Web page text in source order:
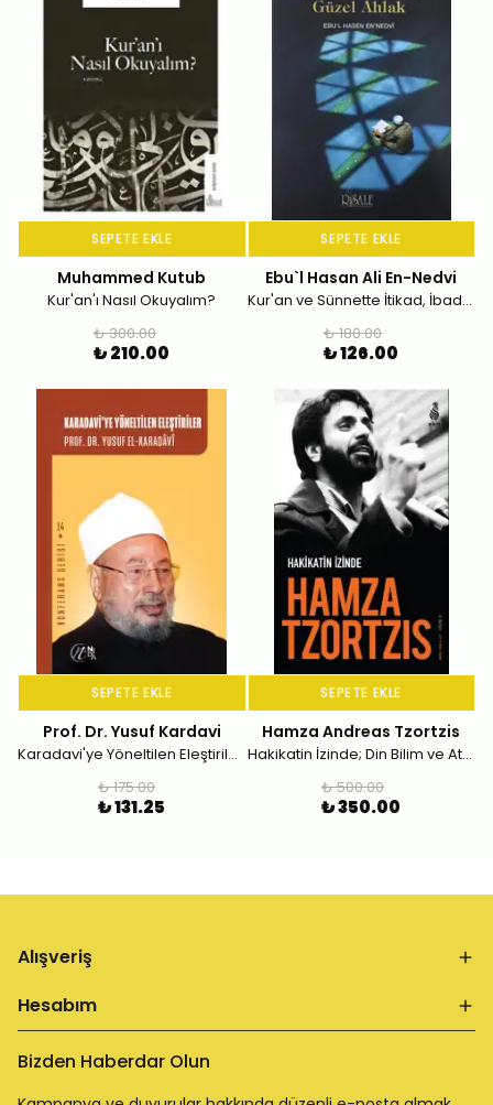
SEPETE EKLE
Muhammed Kutub
Kur'an'ı Nasıl Okuyalım?
₺ 300.00
₺ 210.00
SEPETE EKLE
Ebu`l Hasan Ali En-Nedvi
Kur'an ve Sünnette İtikad, İbadet ve Güzel Ahlak
₺ 180.00
₺ 126.00
SEPETE EKLE
Prof. Dr. Yusuf Kardavi
Karadavi'ye Yöneltilen Eleştiriler; Konferans Serisi - 14
₺ 175.00
₺ 131.25
SEPETE EKLE
Hamza Andreas Tzortzis
Hakikatin İzinde; Din Bilim ve Ateizm
₺ 500.00
₺ 350.00
Alışveriş
Hesabım
Bizden Haberdar Olun